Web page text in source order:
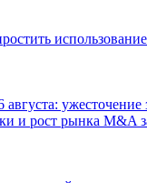
августа: ужесточение
и рост рынка M&A